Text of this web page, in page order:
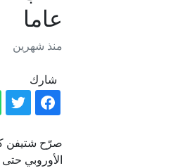
عاما
منذ شهرين
شارك
صرّح شتيفن
الأوروبي حتى خلال